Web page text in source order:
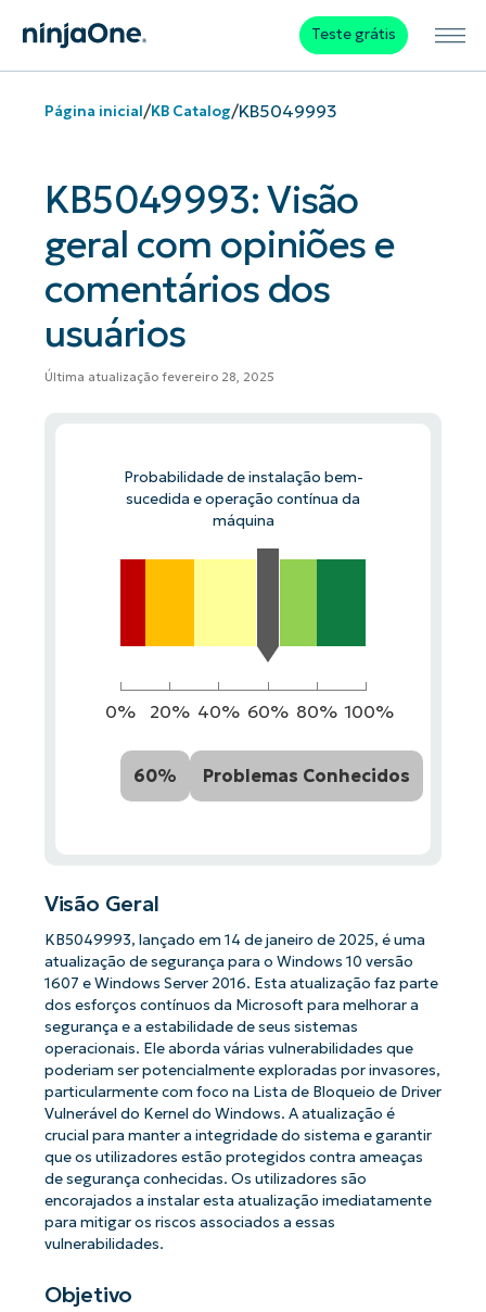
Teste grátis
Página inicial/KB Catalog/KB5049993
KB5049993: Visão
geral com opiniões e
comentários dos
usuários
Última atualização fevereiro 28, 2025
Probabilidade de instalação bem-
sucedida e operação contínua da
máquina
0% 20% 40% 60% 80% 100%
60% Problemas Conhecidos
Visão Geral
KB5049993, lançado em 14 de janeiro de 2025, é uma
atualização de segurança para o Windows 10 versão
1607 e Windows Server 2016. Esta atualização faz parte
dos esforços contínuos da Microsoft para melhorar a
segurança e a estabilidade de seus sistemas
operacionais. Ele aborda várias vulnerabilidades que
poderiam ser potencialmente exploradas por invasores,
particularmente com foco na Lista de Bloqueio de Driver
Vulnerável do Kernel do Windows. A atualização é
crucial para manter a integridade do sistema e garantir
que os utilizadores estão protegidos contra ameaças
de segurança conhecidas. Os utilizadores são
encorajados a instalar esta atualização imediatamente
para mitigar os riscos associados a essas
vulnerabilidades.
Objetivo